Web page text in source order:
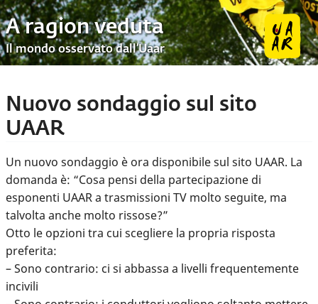
A ragion veduta
Il mondo osservato dall’Uaar
Nuovo sondaggio sul sito
UAAR
Un nuovo sondaggio è ora disponibile sul sito UAAR. La
domanda è: “Cosa pensi della partecipazione di
esponenti UAAR a trasmissioni TV molto seguite, ma
talvolta anche molto rissose?”
Otto le opzioni tra cui scegliere la propria risposta
preferita:
– Sono contrario: ci si abbassa a livelli frequentemente
incivili